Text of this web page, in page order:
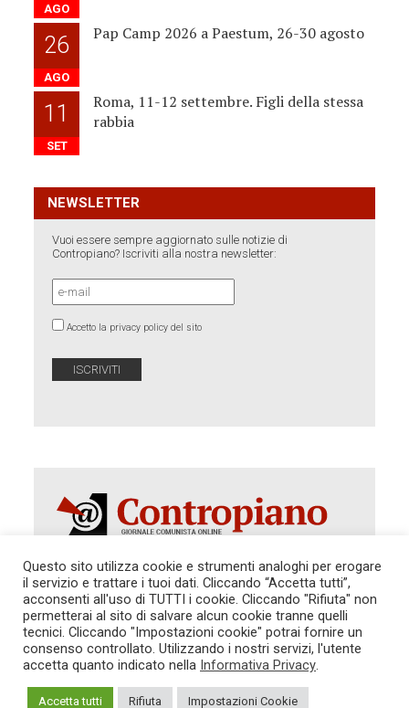
AGO
26
AGO
Pap Camp 2026 a Paestum, 26-30 agosto
11
SET
Roma, 11-12 settembre. Figli della stessa
rabbia
NEWSLETTER
Vuoi essere sempre aggiornato sulle notizie di
Contropiano? Iscriviti alla nostra newsletter:
Accetto la privacy policy del sito
Autorizzazione del Tribunale di Roma 286 del 31
dicembre 2014. Direttore Responsabile: Sergio
Cararo. Indirizzo: V.Casalbruciato 27- sc. B - 00159
Roma -
Tel. 06.640.122.19 -redazione@contropiano.org
TG CONTROPIANO
LINK CONSIGLIATI
Questo sito utilizza cookie e strumenti analoghi per erogare
il servizio e trattare i tuoi dati. Cliccando “Accetta tutti”,
acconsenti all'uso di TUTTI i cookie. Cliccando "Rifiuta" non
permetterai al sito di salvare alcun cookie tranne quelli
tecnici. Cliccando "Impostazioni cookie" potrai fornire un
consenso controllato. Utilizzando i nostri servizi, l'utente
accetta quanto indicato nella Informativa Privacy.
Accetta tutti Rifiuta Impostazioni Cookie